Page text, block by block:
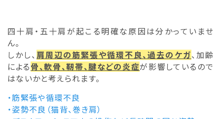
四十肩・五十肩が起こる明確な原因は分かっていませ
ん。
しかし、肩周辺の筋緊張や循環不良、過去のケガ、加齢
による骨、軟骨、靭帯、腱などの炎症が影響しているので
はないかと考えられます。
・筋緊張や循環不良
・姿勢不良（猫背、巻き肩）